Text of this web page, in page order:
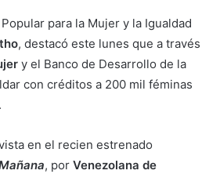
para la Mujer y la Igualdad
, destacó este lunes que a través
y el Banco de Desarrollo de la
con créditos a 200 mil féminas
en el recien estrenado
, por Venezolana de